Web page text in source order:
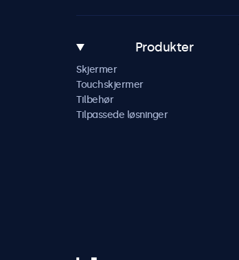
Produkter
Skjermer
Touchskjermer
Tilbehør
Tilpassede løsninger